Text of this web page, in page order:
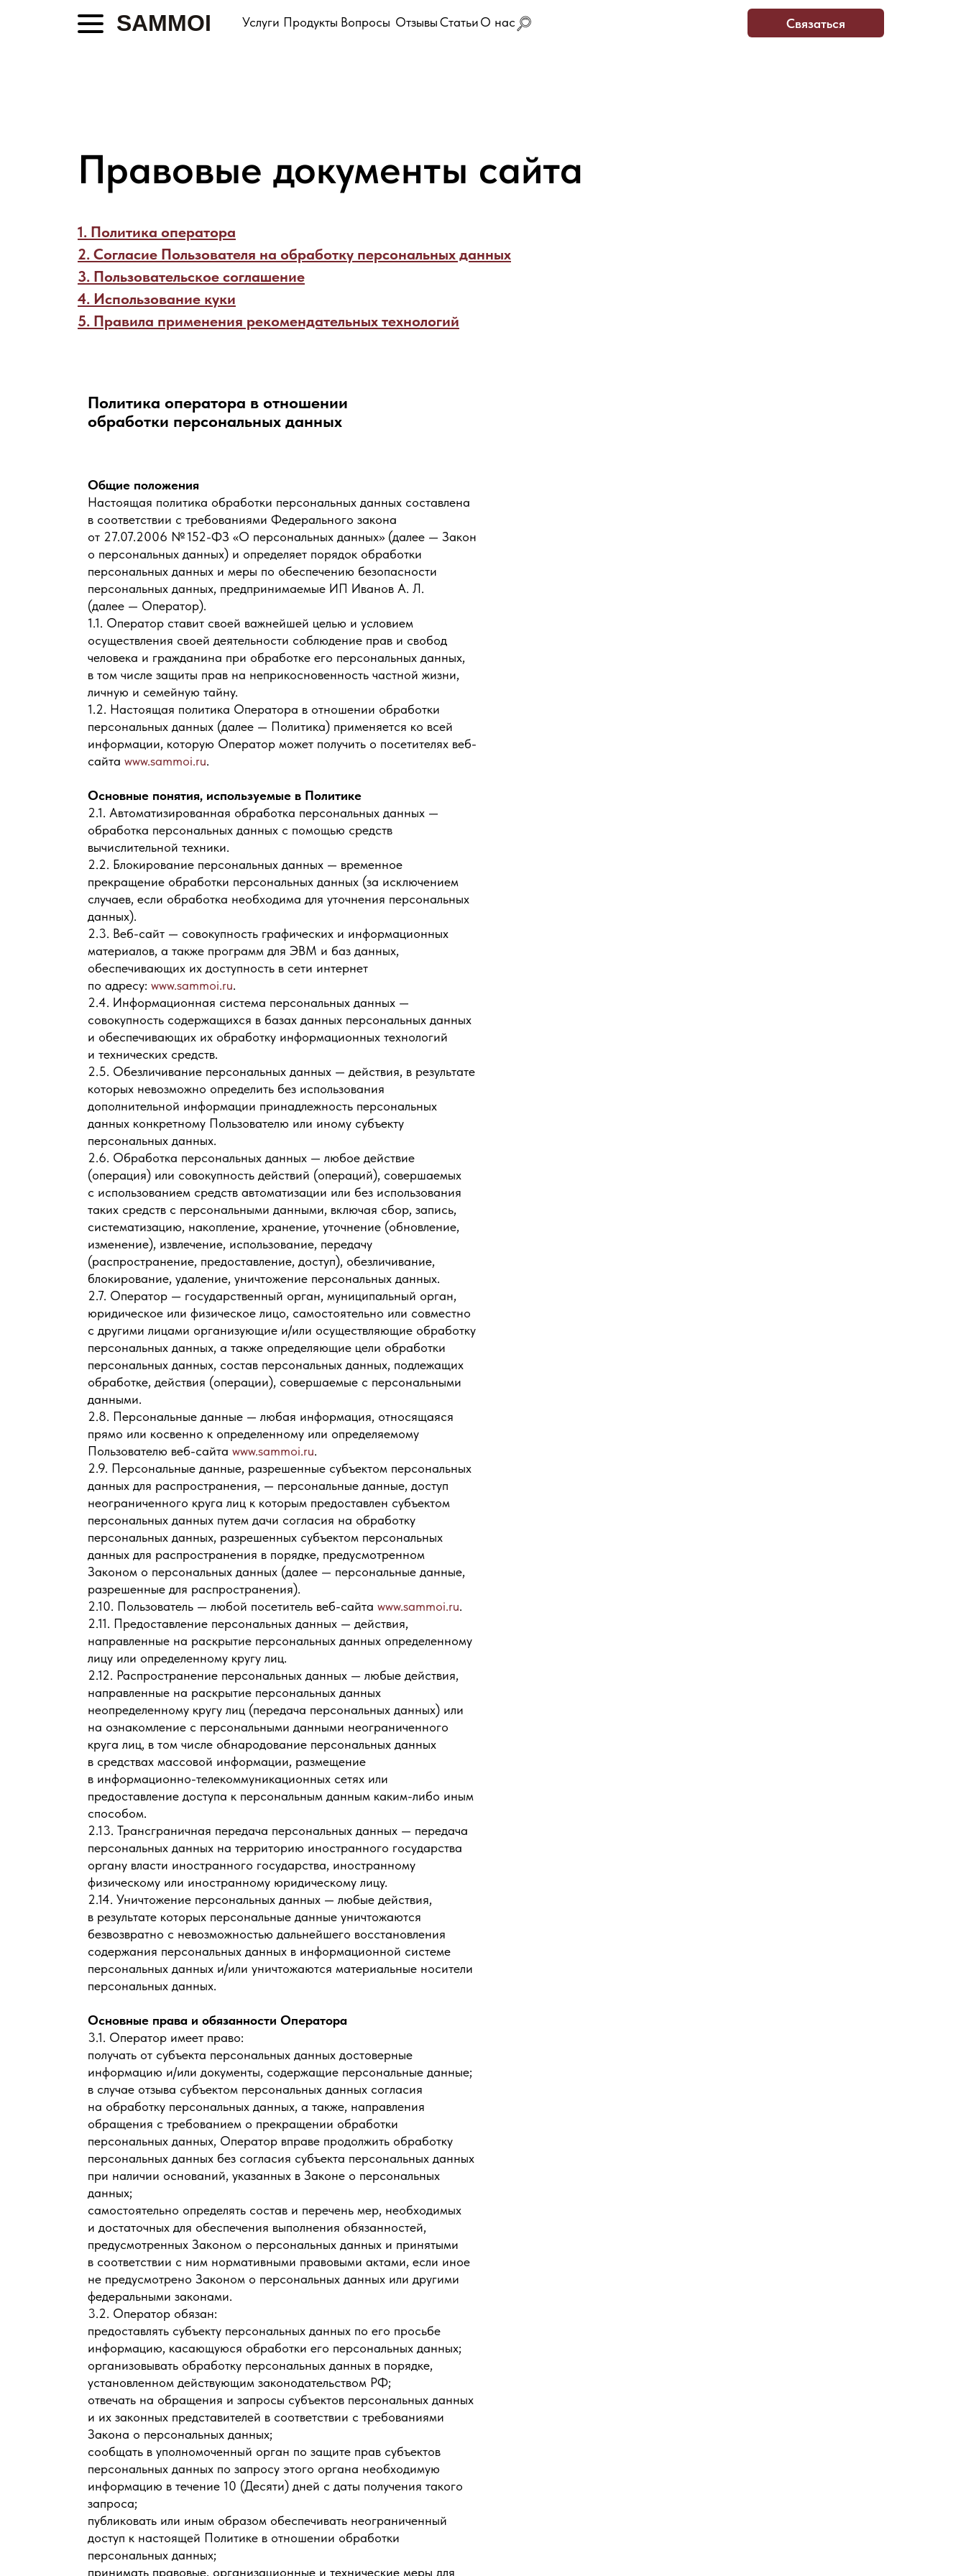
Связаться
SAMMOI Услуги Продукты Вопросы ОтзывыСтатьиО нас
1. Политика оператора
2. Согласие Пользователя на обработку персональных данных
3. Пользовательское соглашение
4. Использование куки
5. Правила применения рекомендательных технологий
Правовые документы сайта
Политика оператора в отношении
обработки персональных данных
Общие положения
Настоящая политика обработки персональных данных составлена
в соответствии с требованиями Федерального закона
от 27.07.2006 № 152-ФЗ «О персональных данных» (далее — Закон
о персональных данных) и определяет порядок обработки
персональных данных и меры по обеспечению безопасности
персональных данных, предпринимаемые ИП Иванов А. Л.
(далее — Оператор).
1.1. Оператор ставит своей важнейшей целью и условием
осуществления своей деятельности соблюдение прав и свобод
человека и гражданина при обработке его персональных данных,
в том числе защиты прав на неприкосновенность частной жизни,
личную и семейную тайну.
1.2. Настоящая политика Оператора в отношении обработки
персональных данных (далее — Политика) применяется ко всей
информации, которую Оператор может получить о посетителях веб-
сайта www.sammoi.ru.
Основные понятия, используемые в Политике
2.1. Автоматизированная обработка персональных данных —
обработка персональных данных с помощью средств
вычислительной техники.
2.2. Блокирование персональных данных — временное
прекращение обработки персональных данных (за исключением
случаев, если обработка необходима для уточнения персональных
данных).
2.3. Веб-сайт — совокупность графических и информационных
материалов, а также программ для ЭВМ и баз данных,
обеспечивающих их доступность в сети интернет
по адресу: www.sammoi.ru.
2.4. Информационная система персональных данных —
совокупность содержащихся в базах данных персональных данных
и обеспечивающих их обработку информационных технологий
и технических средств.
2.5. Обезличивание персональных данных — действия, в результате
которых невозможно определить без использования
дополнительной информации принадлежность персональных
данных конкретному Пользователю или иному субъекту
персональных данных.
2.6. Обработка персональных данных — любое действие
(операция) или совокупность действий (операций), совершаемых
с использованием средств автоматизации или без использования
таких средств с персональными данными, включая сбор, запись,
систематизацию, накопление, хранение, уточнение (обновление,
изменение), извлечение, использование, передачу
(распространение, предоставление, доступ), обезличивание,
блокирование, удаление, уничтожение персональных данных.
2.7. Оператор — государственный орган, муниципальный орган,
юридическое или физическое лицо, самостоятельно или совместно
с другими лицами организующие и/или осуществляющие обработку
персональных данных, а также определяющие цели обработки
персональных данных, состав персональных данных, подлежащих
обработке, действия (операции), совершаемые с персональными
данными.
2.8. Персональные данные — любая информация, относящаяся
прямо или косвенно к определенному или определяемому
Пользователю веб-сайта www.sammoi.ru.
2.9. Персональные данные, разрешенные субъектом персональных
данных для распространения, — персональные данные, доступ
неограниченного круга лиц к которым предоставлен субъектом
персональных данных путем дачи согласия на обработку
персональных данных, разрешенных субъектом персональных
данных для распространения в порядке, предусмотренном
Законом о персональных данных (далее — персональные данные,
разрешенные для распространения).
2.10. Пользователь — любой посетитель веб-сайта www.sammoi.ru.
2.11. Предоставление персональных данных — действия,
направленные на раскрытие персональных данных определенному
лицу или определенному кругу лиц.
2.12. Распространение персональных данных — любые действия,
направленные на раскрытие персональных данных
неопределенному кругу лиц (передача персональных данных) или
на ознакомление с персональными данными неограниченного
круга лиц, в том числе обнародование персональных данных
в средствах массовой информации, размещение
в информационно-телекоммуникационных сетях или
предоставление доступа к персональным данным каким-либо иным
способом.
2.13. Трансграничная передача персональных данных — передача
персональных данных на территорию иностранного государства
органу власти иностранного государства, иностранному
физическому или иностранному юридическому лицу.
2.14. Уничтожение персональных данных — любые действия,
в результате которых персональные данные уничтожаются
безвозвратно с невозможностью дальнейшего восстановления
содержания персональных данных в информационной системе
персональных данных и/или уничтожаются материальные носители
персональных данных.
Основные права и обязанности Оператора
3.1. Оператор имеет право:
получать от субъекта персональных данных достоверные
информацию и/или документы, содержащие персональные данные;
в случае отзыва субъектом персональных данных согласия
на обработку персональных данных, а также, направления
обращения с требованием о прекращении обработки
персональных данных, Оператор вправе продолжить обработку
персональных данных без согласия субъекта персональных данных
при наличии оснований, указанных в Законе о персональных
данных;
самостоятельно определять состав и перечень мер, необходимых
и достаточных для обеспечения выполнения обязанностей,
предусмотренных Законом о персональных данных и принятыми
в соответствии с ним нормативными правовыми актами, если иное
не предусмотрено Законом о персональных данных или другими
федеральными законами.
3.2. Оператор обязан:
предоставлять субъекту персональных данных по его просьбе
информацию, касающуюся обработки его персональных данных;
организовывать обработку персональных данных в порядке,
установленном действующим законодательством РФ;
отвечать на обращения и запросы субъектов персональных данных
и их законных представителей в соответствии с требованиями
Закона о персональных данных;
сообщать в уполномоченный орган по защите прав субъектов
персональных данных по запросу этого органа необходимую
информацию в течение 10 (Десяти) дней с даты получения такого
запроса;
публиковать или иным образом обеспечивать неограниченный
доступ к настоящей Политике в отношении обработки
персональных данных;
принимать правовые, организационные и технические меры для